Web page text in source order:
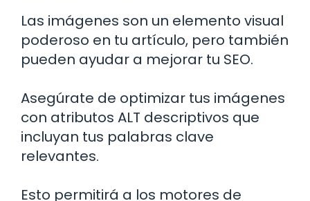
Las imágenes son un elemento visual
poderoso en tu artículo, pero también
pueden ayudar a mejorar tu SEO.
Asegúrate de optimizar tus imágenes
con atributos ALT descriptivos que
incluyan tus palabras clave
relevantes.
Esto permitirá a los motores de